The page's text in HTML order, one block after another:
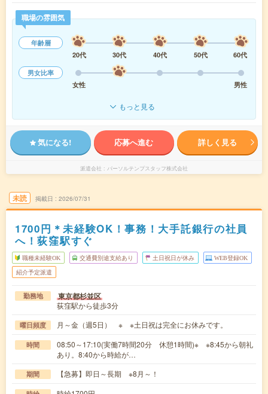
職場の雰囲気
年齢層
20代
30代 40代 50代
60代
男女比率
女性
男性
もっと見る
気になる! 応募へ進む 詳しく見る
派遣会社 パーソルテンプスタッフ株式会社
未読 掲載日 2026/07/31
1700円＊未経験OK！事務！大手託銀行の社員
へ！荻窪駅すぐ
職種未経験OK 交通費別途支給あり 土日祝日が休み WEB登録OK
紹介予定派遣
勤務地 東京都杉並区
荻窪駅から徒歩3分
曜日頻度 月～金（週5日） ※ ※土日祝は完全にお休みです。
時間
08:50～17:10(実働7時間20分 休憩1時間)※ ※8:45から朝礼
あり。8:40から時給が…
期間 【急募】即日～長期 ※8月～！